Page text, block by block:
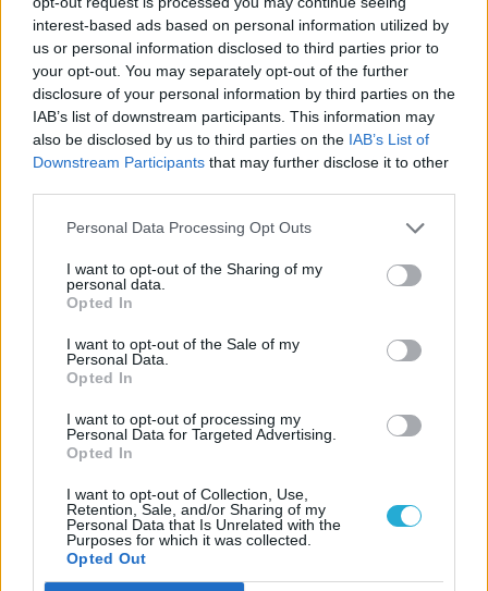
interest-based ads based on personal information utilized by
us or personal information disclosed to third parties prior to
your opt-out. You may separately opt-out of the further
disclosure of your personal information by third parties on the
IAB’s list of downstream participants. This information may
also be disclosed by us to third parties on the IAB’s List of
Downstream Participants that may further disclose it to other
Personal Data Processing Opt Outs
I want to opt-out of the Sharing of my
personal data.
Opted In
I want to opt-out of the Sale of my
Personal Data.
Opted In
I want to opt-out of processing my
Personal Data for Targeted Advertising.
Opted In
I want to opt-out of Collection, Use,
Retention, Sale, and/or Sharing of my
Personal Data that Is Unrelated with the
Purposes for which it was collected.
Opted Out
ISCRIVITI ALLA NEWSLETTER
Biblioteca
Progetti
Procedendo accetti la privacy policy